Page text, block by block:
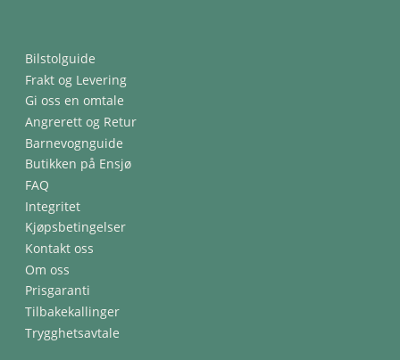
Bilstolguide
Frakt og Levering
Gi oss en omtale
Angrerett og Retur
Barnevognguide
Butikken på Ensjø
FAQ
Integritet
Kjøpsbetingelser
Kontakt oss
Om oss
Prisgaranti
Tilbakekallinger
Trygghetsavtale